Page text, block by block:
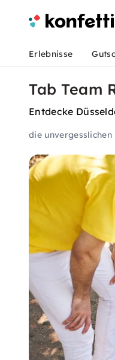
Erlebnisse
Tab Team
Entdecke
die unvergesslichen